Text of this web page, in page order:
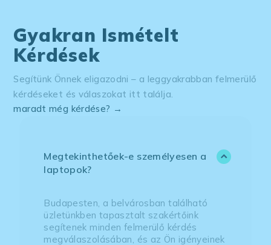
Gyakran Ismételt
Kérdések
Segítünk Önnek eligazodni – a leggyakrabban felmerülő
kérdéseket és válaszokat itt találja.
maradt még kérdése? →
Megtekinthetőek-e személyesen a
laptopok?
Budapesten, a belvárosban található
üzletünkben tapasztalt szakértőink
segítenek minden felmerülő kérdés
megválaszolásában, és az Ön igényeinek